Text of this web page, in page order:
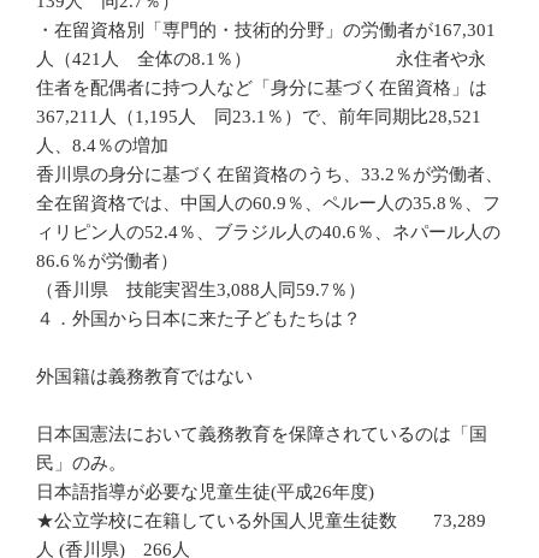
・在留資格別「専門的・技術的分野」の労働者が167,301
人（421人 全体の8.1％） 永住者や永
住者を配偶者に持つ人など「身分に基づく在留資格」は
367,211人（1,195人 同23.1％）で、前年同期比28,521
人、8.4％の増加
香川県の身分に基づく在留資格のうち、33.2％が労働者、
全在留資格では、中国人の60.9％、ペルー人の35.8％、フ
ィリピン人の52.4％、ブラジル人の40.6％、ネパール人の
86.6％が労働者）
（香川県 技能実習生3,088人同59.7％）
４．外国から日本に来た子どもたちは？
外国籍は義務教育ではない
日本国憲法において義務教育を保障されているのは「国
民」のみ。
日本語指導が必要な児童生徒(平成26年度)
★公立学校に在籍している外国人児童生徒数 73,289
人 (香川県) 266人